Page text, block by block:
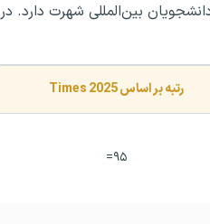
بین‌المللی شهرت دارد. در
رتبه بر اساس Times 2025
۹۵=